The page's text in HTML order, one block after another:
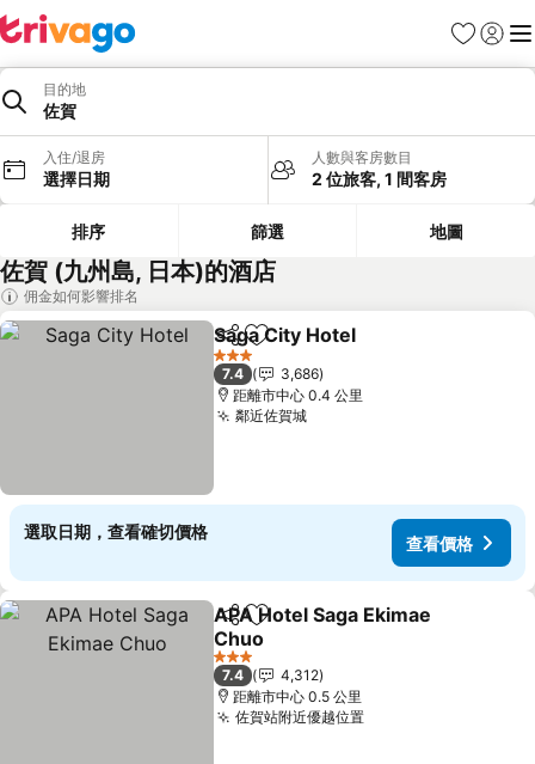
收藏夾
登入 選
目的地
佐賀
入住/退房
選擇日期
人數與客房數目
2 位旅客, 1 間客房
排序 篩選 地圖
佐賀 (九州島, 日本)的酒店
佣金如何影響排名
分享 放到收藏夾
Saga City Hotel
3 星級
7.4
3,686
距離市中心 0.4 公里
鄰近佐賀城
選取日期，查看確切價格
查看價格
分享 放到收藏夾
APA Hotel Saga Ekimae
Chuo
3 星級
7.4
4,312
距離市中心 0.5 公里
佐賀站附近優越位置